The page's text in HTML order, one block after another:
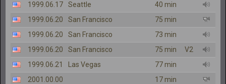
1999.06.17
Seattle
40 min
1999.06.20
San Francisco
75 min
1999.06.20
San Francisco
73 min
1999.06.20
San Francisco 75 min
V2
1999.06.21
Las Vegas
77 min
2001.00.00
17 min